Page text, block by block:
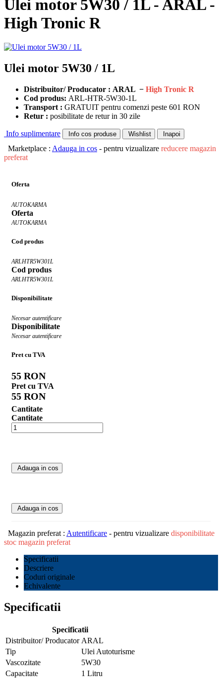
Ulei motor 5W30 / 1L - ARAL -
High Tronic R
Ulei motor 5W30 / 1L
Distribuitor/ Producator : ARAL − High Tronic R
Cod produs: ARL-HTR-5W30-1L
Transport : GRATUIT pentru comenzi peste 601 RON
Retur : posibilitate de retur in 30 zile
Info suplimentare Info cos produse Wishlist Inapoi
Marketplace : Adauga in cos - pentru vizualizare reducere magazin
preferat
Oferta
AUTOKARMA
Oferta
AUTOKARMA
Cod produs
ARLHTR5W301L
Cod produs
ARLHTR5W301L
Disponibilitate
Necesar autentificare
Disponibilitate
Necesar autentificare
Pret cu TVA
55 RON
Pret cu TVA
55 RON
Cantitate
Cantitate
Adauga in cos
Adauga in cos
Magazin preferat : Autentificare - pentru vizualizare disponibilitate
stoc magazin preferat
Specificatii
Descriere
Coduri originale
Echivalente
Specificatii
Specificatii
Distribuitor/ Producator ARAL
Tip
Ulei Autoturisme
Vascozitate
5W30
Capacitate
1 Litru